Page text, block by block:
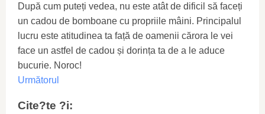
După cum puteți vedea, nu este atât de dificil să faceți
un cadou de bomboane cu propriile mâini. Principalul
lucru este atitudinea ta față de oamenii cărora le vei
face un astfel de cadou și dorința ta de a le aduce
bucurie. Noroc!
Următorul
Cite?te ?i: